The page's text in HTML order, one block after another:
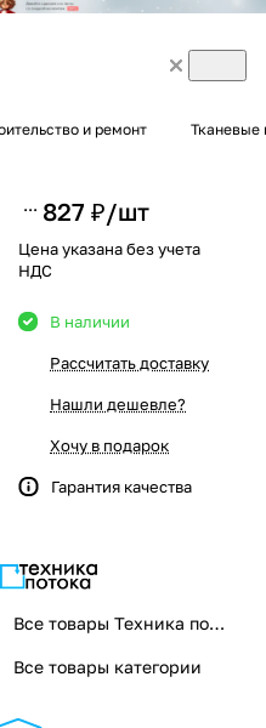
и ремонт Тканевые
827 ₽/шт
Цена указана без учета
НДС
В наличии
Рассчитать доставку
Нашли дешевле?
Хочу в подарок
Гарантия качества
Все товары Техника потока
Все товары категории